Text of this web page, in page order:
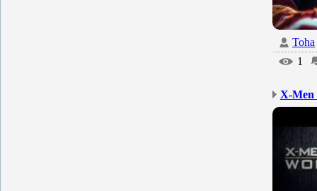
Toha
1
X-Men